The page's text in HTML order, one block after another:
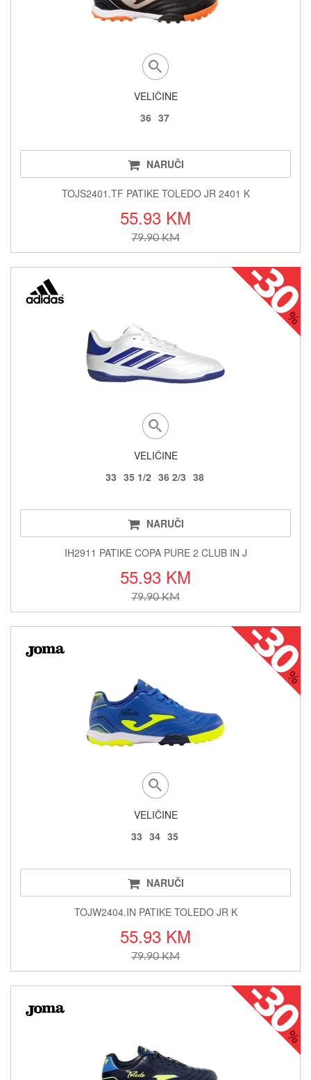
VELIČINE
36 37
NARUČI
TOJS2401.TF PATIKE TOLEDO JR 2401 K
55.93 KM
79.90 KM
VELIČINE
33 35 1/2 36 2/3 38
NARUČI
IH2911 PATIKE COPA PURE 2 CLUB IN J
55.93 KM
79.90 KM
VELIČINE
33 34 35
NARUČI
TOJW2404.IN PATIKE TOLEDO JR K
55.93 KM
79.90 KM